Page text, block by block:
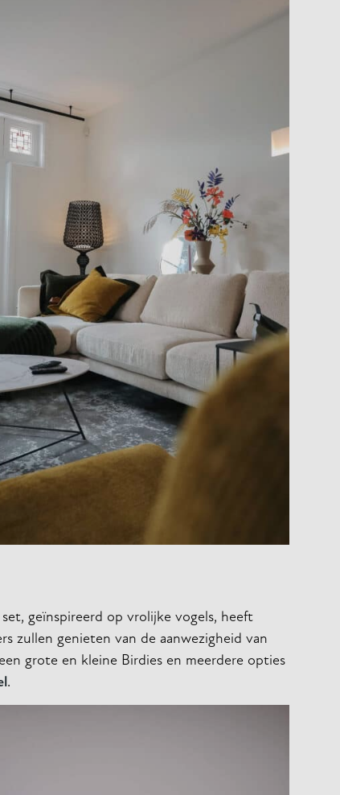
geïnspireerd op vrolijke vogels, heeft
zullen genieten van de aanwezigheid van
grote en kleine Birdies en meerdere opties
.